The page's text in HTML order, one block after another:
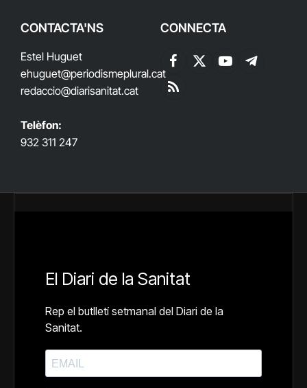
CONTACTA'NS
Estel Huguet
ehuguet@periodismeplural.cat
redaccio@diarisanitat.cat
Telèfon:
932 311 247
CONNECTA
Facebook
X
YouTubeTelegram
RSS